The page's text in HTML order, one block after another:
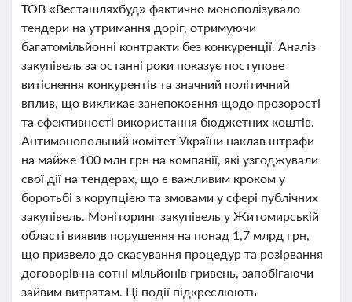
ТОВ «Весташляхбуд» фактично монополізувало
тендери на утримання доріг, отримуючи
багатомільйонні контракти без конкуренції. Аналіз
закупівель за останні роки показує поступове
витіснення конкурентів та значний політичний
вплив, що викликає занепокоєння щодо прозорості
та ефективності використання бюджетних коштів.
Антимонопольний комітет України наклав штрафи
на майже 100 млн грн на компанії, які узгоджували
свої дії на тендерах, що є важливим кроком у
боротьбі з корупцією та змовами у сфері публічних
закупівель. Моніторинг закупівель у Житомирській
області виявив порушення на понад 1,7 млрд грн,
що призвело до скасування процедур та розірвання
договорів на сотні мільйонів гривень, запобігаючи
зайвим витратам. Ці події підкреслюють